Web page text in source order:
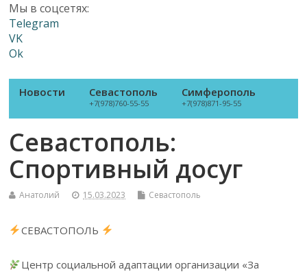
Мы в соцсетях:
Telegram
VK
Ok
Новости Севастополь
+7(978)760-55-55
Симферополь
+7(978)871-95-55
Севастополь:
Спортивный досуг
Анатолий 15.03.2023 Севастополь
СЕВАСТОПОЛЬ
Центр социальной адаптации организации «За